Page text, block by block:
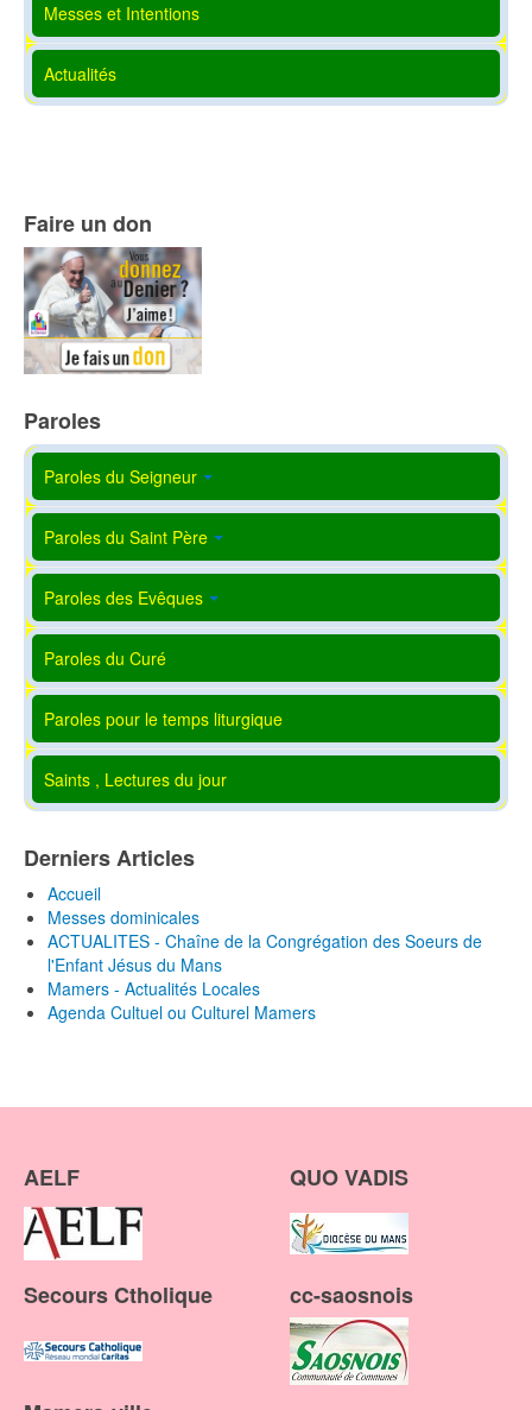
Messes et Intentions
Actualités
Faire un don
Paroles
Paroles du Seigneur
Paroles du Saint Père
Paroles des Evêques
Paroles du Curé
Paroles pour le temps liturgique
Saints , Lectures du jour
Derniers Articles
Accueil
Messes dominicales
ACTUALITES - Chaîne de la Congrégation des Soeurs de
l'Enfant Jésus du Mans
Mamers - Actualités Locales
Agenda Cultuel ou Culturel Mamers
AELF QUO VADIS
Secours Ctholique cc-saosnois